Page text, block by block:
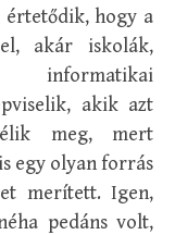
hogy a
akár iskolák,
informatikai
akik azt
meg, mert
egy olyan forrás
merített. Igen,
pedáns volt,